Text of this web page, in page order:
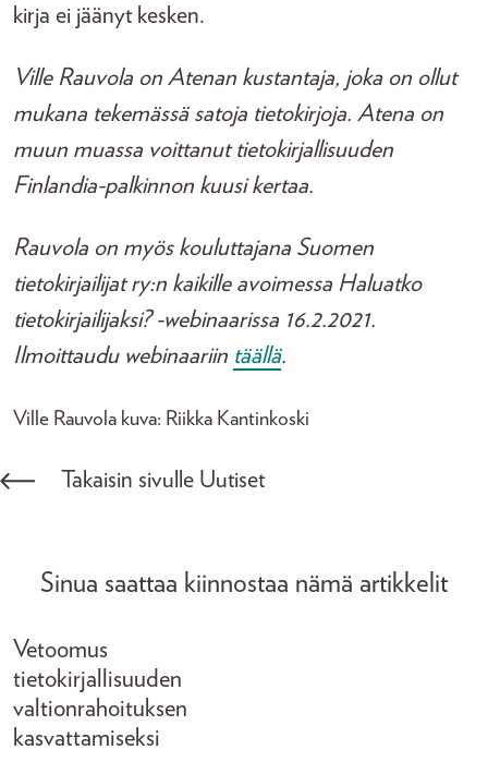
kirja ei jäänyt kesken.
Ville Rauvola on Atenan kustantaja, joka on ollut
mukana tekemässä satoja tietokirjoja. Atena on
muun muassa voittanut tietokirjallisuuden
Finlandia-palkinnon kuusi kertaa.
Rauvola on myös kouluttajana Suomen
tietokirjailijat ry:n kaikille avoimessa Haluatko
tietokirjailijaksi? -webinaarissa 16.2.2021.
Ilmoittaudu webinaariin täällä.
Ville Rauvola kuva: Riikka Kantinkoski
Takaisin sivulle Uutiset
Sinua saattaa kiinnostaa nämä artikkelit
Vetoomus
tietokirjallisuuden
valtionrahoituksen
kasvattamiseksi